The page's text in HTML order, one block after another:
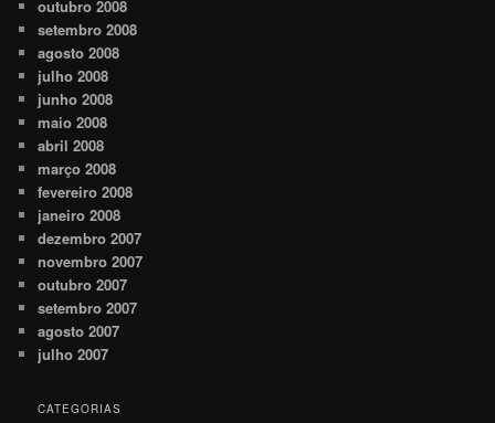
outubro 2008
setembro 2008
agosto 2008
julho 2008
junho 2008
maio 2008
abril 2008
março 2008
fevereiro 2008
janeiro 2008
dezembro 2007
novembro 2007
outubro 2007
setembro 2007
agosto 2007
julho 2007
CATEGORIAS